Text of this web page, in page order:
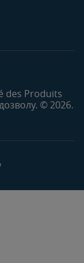
des Produits
© 2026.